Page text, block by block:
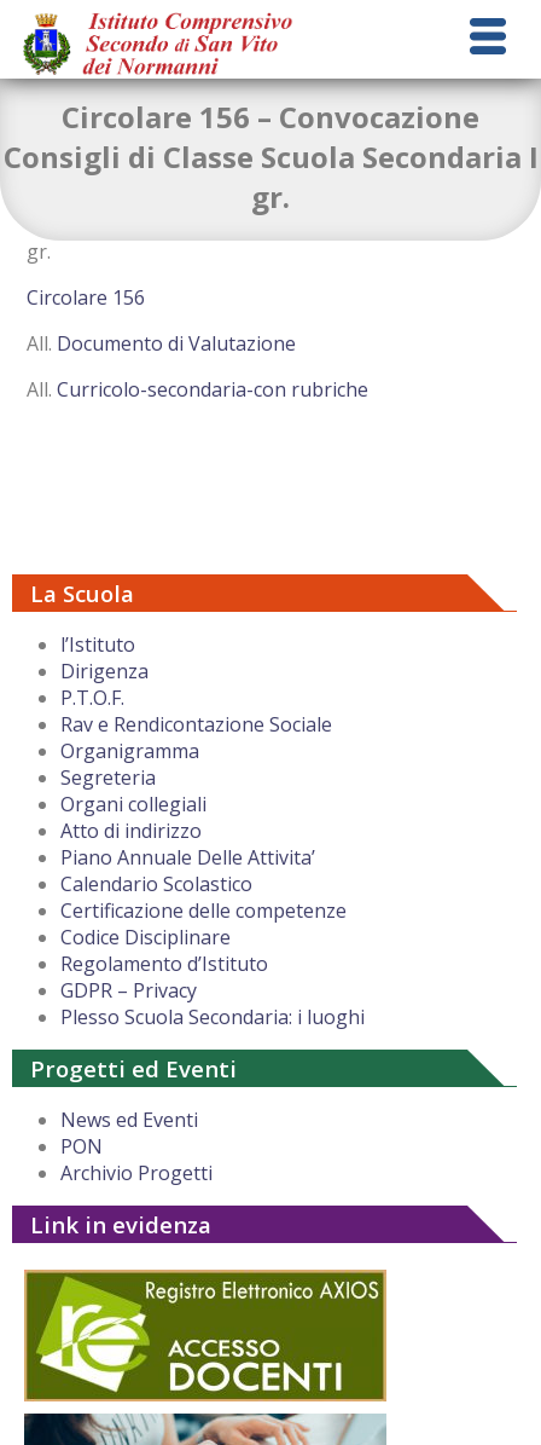
La Scuola
l’Istituto
Dirigenza
P.T.O.F.
Rav e Rendicontazione Sociale
Organigramma
Segreteria
Organi collegiali
Atto di indirizzo
Piano Annuale Delle Attivita’
Calendario Scolastico
Certificazione delle competenze
Codice Disciplinare
Regolamento d’Istituto
GDPR – Privacy
Plesso Scuola Secondaria: i luoghi
Progetti ed Eventi
News ed Eventi
PON
Archivio Progetti
Link in evidenza
Circolare 156 – Convocazione
Consigli di Classe Scuola Secondaria I
gr.
Convocazione Consigli di Classe Scuola Secondaria I
gr.
Circolare 156
All. Documento di Valutazione
All.Curricolo-secondaria-con rubriche